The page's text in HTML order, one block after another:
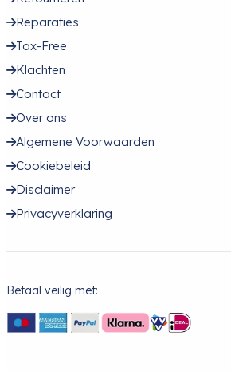
Reparaties
Tax-Free
Klachten
Contact
Over ons
Algemene Voorwaarden
Cookiebeleid
Disclaimer
Privacyverklaring
Betaal veilig met: